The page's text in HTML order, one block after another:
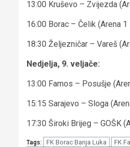
13:00 Kruševo – Zvijezda
16:00 Borac – Čelik (Arena 1
18:30 Željezničar – Vareš
Nedjelja, 9. veljače:
13:00 Famos – Posušje
15:15 Sarajevo – Sloga
17:30 Široki Brijeg – GOŠK
Tags: FK Borac Banja Luka FK